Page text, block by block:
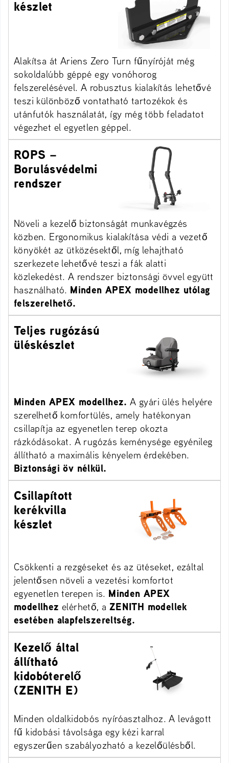
készlet
Alakítsa át Ariens Zero Turn fűnyíróját még
sokoldalúbb géppé egy vonóhorog
felszerelésével. A robusztus kialakítás lehetővé
teszi különböző vontatható tartozékok és
utánfutók használatát, így még több feladatot
végezhet el egyetlen géppel.
ROPS –
Borulásvédelmi
rendszer
Növeli a kezelő biztonságát munkavégzés
közben. Ergonomikus kialakítása védi a vezető
könyökét az ütközésektől, míg lehajtható
szerkezete lehetővé teszi a fák alatti
közlekedést. A rendszer biztonsági övvel együtt
használható. Minden APEX modellhez utólag
felszerelhető.
Teljes rugózású
üléskészlet
Minden APEX modellhez. A gyári ülés helyére
szerelhető komfortülés, amely hatékonyan
csillapítja az egyenetlen terep okozta
rázkódásokat. A rugózás keménysége egyénileg
állítható a maximális kényelem érdekében.
Biztonsági öv nélkül.
Csillapított
kerékvilla
készlet
Csökkenti a rezgéseket és az ütéseket, ezáltal
jelentősen növeli a vezetési komfortot
egyenetlen terepen is. Minden APEX
modellhez elérhető, a ZENITH modellek
esetében alapfelszereltség.
Kezelő által
állítható
kidobóterelő
(ZENITH E)
Minden oldalkidobós nyíróasztalhoz. A levágott
fű kidobási távolsága egy kézi karral
egyszerűen szabályozható a kezelőülésből.